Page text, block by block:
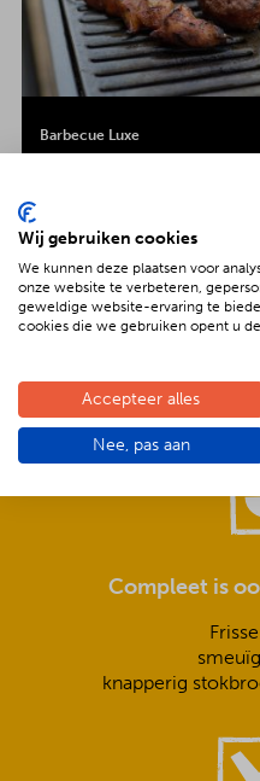
Barbecue Luxe
De voordelen
Compleet is
knapperig
Wij gebruiken cookies
We kunnen deze plaatsen voor
onze website te verbeteren,
geweldige website-ervaring te
cookies die we gebruiken opent u
Accepteer alles
Nee, pas aan